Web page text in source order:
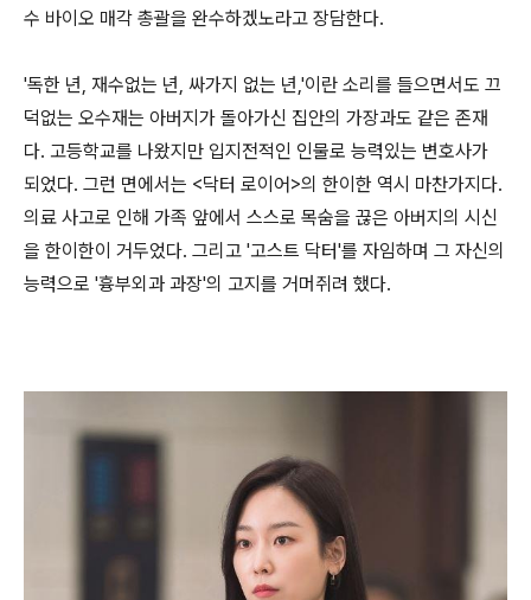
수 바이오 매각 총괄을 완수하겠노라고 장담한다.
'독한 년, 재수없는 년, 싸가지 없는 년,'이란 소리를 들으면서도 끄
덕없는 오수재는 아버지가 돌아가신 집안의 가장과도 같은 존재
다. 고등학교를 나왔지만 입지전적인 인물로 능력있는 변호사가
되었다. 그런 면에서는 <닥터 로이어>의 한이한 역시 마찬가지다.
의료 사고로 인해 가족 앞에서 스스로 목숨을 끊은 아버지의 시신
을 한이한이 거두었다. 그리고 '고스트 닥터'를 자임하며 그 자신의
능력으로 '흉부외과 과장'의 고지를 거머쥐려 했다.